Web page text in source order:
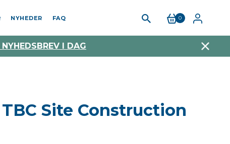
NYHEDER FAQ 0
I DAG
Site Construction